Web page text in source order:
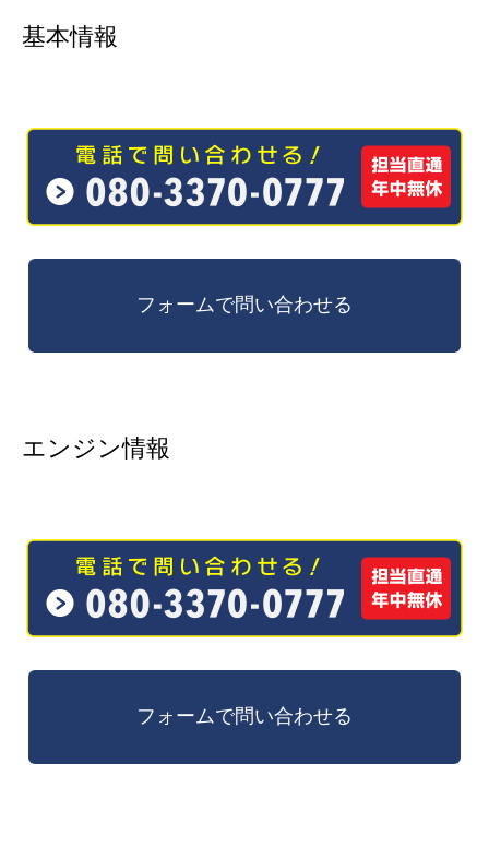
基本情報
エンジン情報